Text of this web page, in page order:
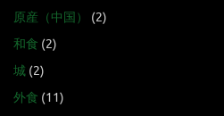
原産（中国）
(2)
和食 (2)
城 (2)
外食 (11)